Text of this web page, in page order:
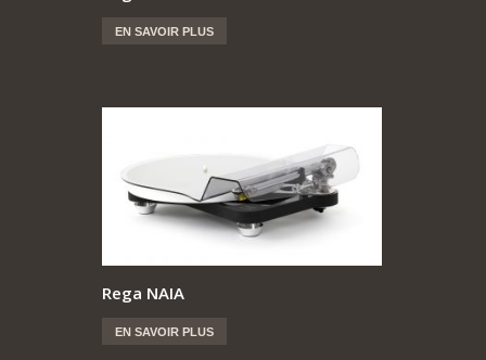
EN SAVOIR PLUS
Rega NAIA
EN SAVOIR PLUS